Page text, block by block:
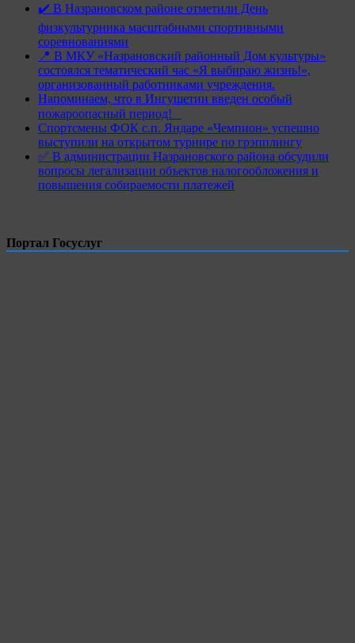
✔️ В Назрановском районе отметили День
физкультурника масштабными спортивными
соревнованиями
📍 В МКУ «Назрановский районный Дом культуры»
состоялся тематический час «Я выбираю жизнь!»,
организованный работниками учреждения.
Напоминаем, что в Ингушетии введен особый
пожароопасный период!⁣⁣⠀
Спортсмены ФОК с.п. Яндаре «Чемпион» успешно
выступили на открытом турнире по грэпплингу
✅ В администрации Назрановского района обсудили
вопросы легализации объектов налогообложения и
повышения собираемости платежей
Портал Госуслуг